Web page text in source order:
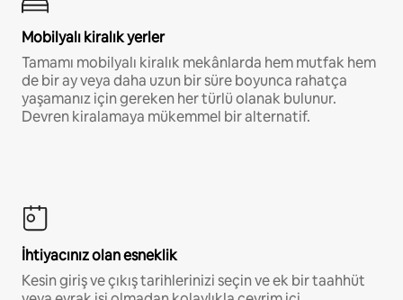
Mobilyalı kiralık yerler
Tamamı mobilyalı kiralık mekânlarda hem mutfak hem
de bir ay veya daha uzun bir süre boyunca rahatça
yaşamanız için gereken her türlü olanak bulunur.
Devren kiralamaya mükemmel bir alternatif.
İhtiyacınız olan esneklik
Kesin giriş ve çıkış tarihlerinizi seçin ve ek bir taahhüt